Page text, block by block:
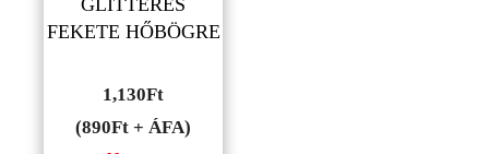
GLITTERES
FEKETE HŐBÖGRE
1,130Ft
(890Ft + ÁFA)